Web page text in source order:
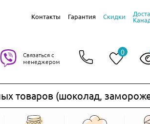
0
Связаться с
менеджером
Контакты Гарантия Скидки
(шоколад,